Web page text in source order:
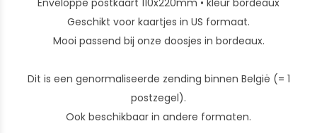
Enveloppe postkaart 110x220mm • kleur bordeaux
Geschikt voor kaartjes in US formaat.
Mooi passend bij onze doosjes in bordeaux.
Dit is een genormaliseerde zending binnen België (= 1
postzegel).
Ook beschikbaar in andere formaten.